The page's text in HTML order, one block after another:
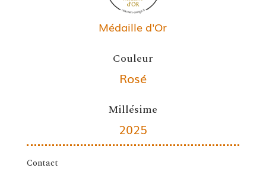
Médaille d'Or
Couleur
Rosé
Millésime
2025
Contact